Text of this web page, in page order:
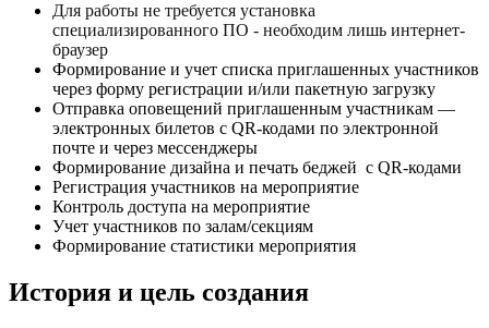
Для работы не требуется установка
специализированного ПО - необходим лишь интернет-
браузер
Формирование и учет списка приглашенных участников
через форму регистрации и/или пакетную загрузку
Отправка оповещений приглашенным участникам —
электронных билетов с QR-кодами по электронной
почте и через мессенджеры
Формирование дизайна и печать беджей с QR-кодами
Регистрация участников на мероприятие
Контроль доступа на мероприятие
Учет участников по залам/секциям
Формирование статистики мероприятия
История и цель создания